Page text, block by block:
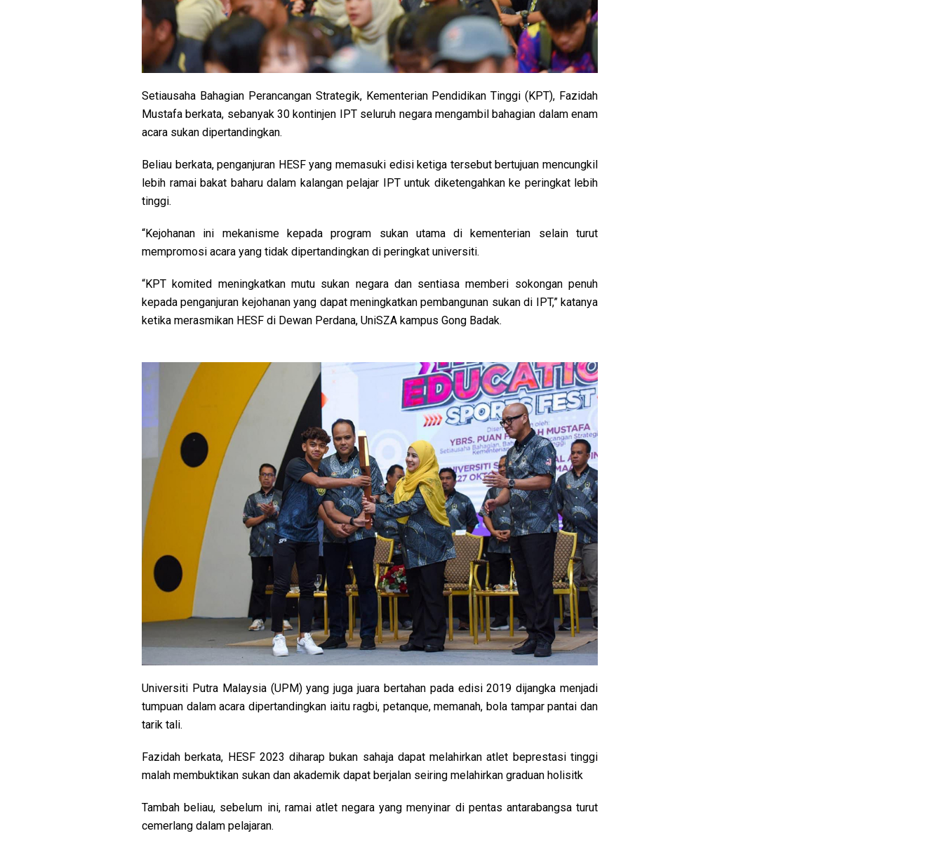
Setiausaha Bahagian Perancangan Strategik, Kementerian Pendidikan Tinggi (KPT), Fazidah
Mustafa berkata, sebanyak 30 kontinjen IPT seluruh negara mengambil bahagian dalam enam
acara sukan dipertandingkan.
Beliau berkata, penganjuran HESF yang memasuki edisi ketiga tersebut bertujuan mencungkil
lebih ramai bakat baharu dalam kalangan pelajar IPT untuk diketengahkan ke peringkat lebih
tinggi.
“Kejohanan ini mekanisme kepada program sukan utama di kementerian selain turut
mempromosi acara yang tidak dipertandingkan di peringkat universiti.
“KPT komited meningkatkan mutu sukan negara dan sentiasa memberi sokongan penuh
kepada penganjuran kejohanan yang dapat meningkatkan pembangunan sukan di IPT,” katanya
ketika merasmikan HESF di Dewan Perdana, UniSZA kampus Gong Badak.
Universiti Putra Malaysia (UPM) yang juga juara bertahan pada edisi 2019 dijangka menjadi
tumpuan dalam acara dipertandingkan iaitu ragbi, petanque, memanah, bola tampar pantai dan
tarik tali.
Fazidah berkata, HESF 2023 diharap bukan sahaja dapat melahirkan atlet beprestasi tinggi
malah membuktikan sukan dan akademik dapat berjalan seiring melahirkan graduan holisitk
Tambah beliau, sebelum ini, ramai atlet negara yang menyinar di pentas antarabangsa turut
cemerlang dalam pelajaran.